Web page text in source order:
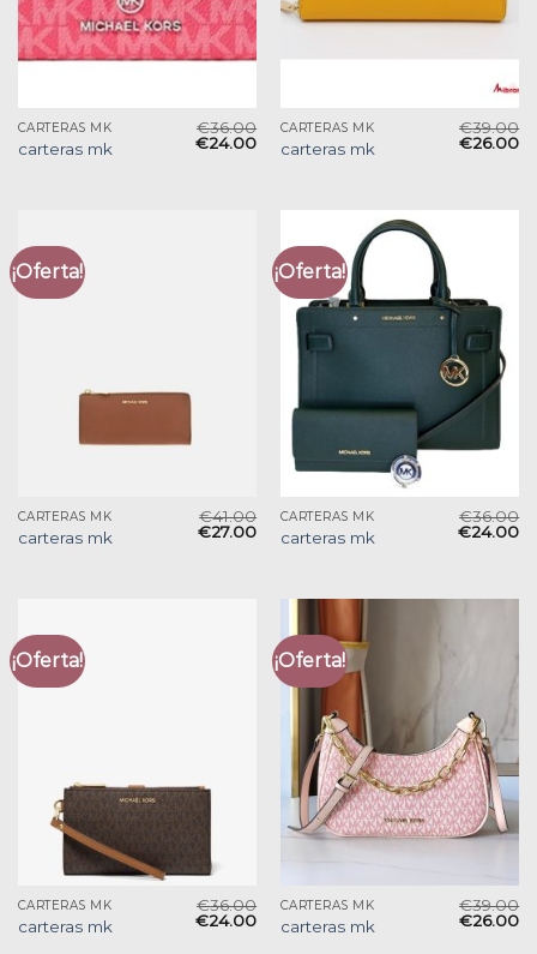
CARTERAS MK
carteras mk
€36.00
€24.00
CARTERAS MK
carteras mk
€39.00
€26.00
¡Oferta!
CARTERAS MK
carteras mk
€41.00
€27.00
¡Oferta!
CARTERAS MK
carteras mk
€36.00
€24.00
¡Oferta!
CARTERAS MK
carteras mk
€36.00
€24.00
¡Oferta!
CARTERAS MK
carteras mk
€39.00
€26.00